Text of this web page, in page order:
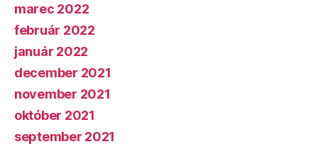
marec 2022
február 2022
január 2022
december 2021
november 2021
október 2021
september 2021